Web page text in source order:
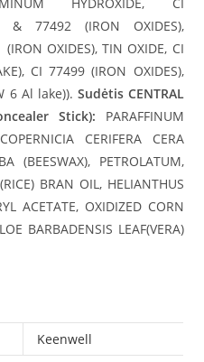
& 77492 (IRON OXIDES),
(IRON OXIDES), TIN OXIDE, CI
CI 77499 (IRON OXIDES),
6 Al lake)). Sudėtis CENTRAL
Stick): PARAFFINUM
CERIFERA CERA
(BEESWAX), PETROLATUM,
BRAN OIL, HELIANTHUS
ACETATE, OXIDIZED CORN
BARBADENSIS LEAF(VERA)
Keenwell